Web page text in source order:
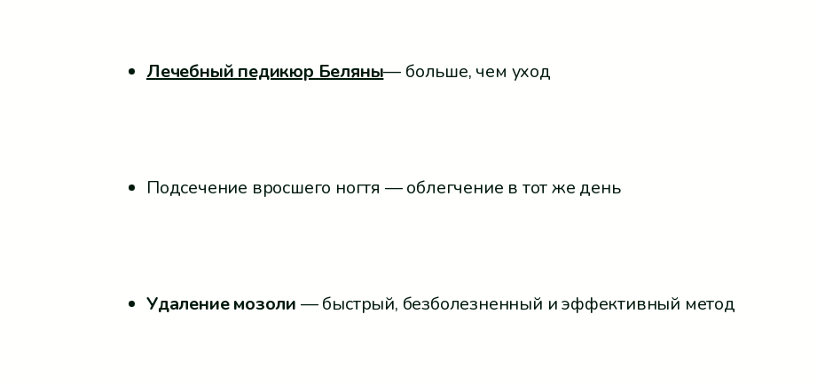
Лечебный педикюр Беляны— больше, чем уход
Подсечение вросшего ногтя — облегчение в тот же день
Удаление мозоли — быстрый, безболезненный и эффективный метод